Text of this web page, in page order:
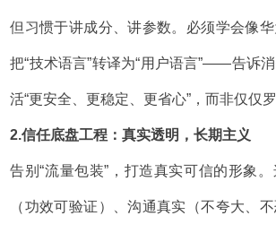
但习惯于讲成分、讲参数。必须学会像华
把“技术语言”转译为“用户语言”——告诉
活“更安全、更稳定、更省心”，而非仅仅
2.信任底盘工程：真实透明，长期主义
告别“流量包装”，打造真实可信的形象
（功效可验证）、沟通真实（不夸大、